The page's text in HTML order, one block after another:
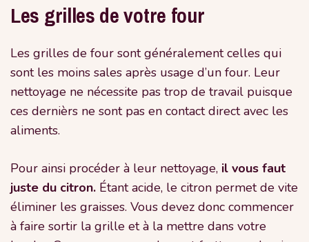
Les grilles de votre four
Les grilles de four sont généralement celles qui
sont les moins sales après usage d’un four. Leur
nettoyage ne nécessite pas trop de travail puisque
ces dernièrs ne sont pas en contact direct avec les
aliments.
Pour ainsi procéder à leur nettoyage, il vous faut
juste du citron. Étant acide, le citron permet de vite
éliminer les graisses. Vous devez donc commencer
à faire sortir la grille et à la mettre dans votre